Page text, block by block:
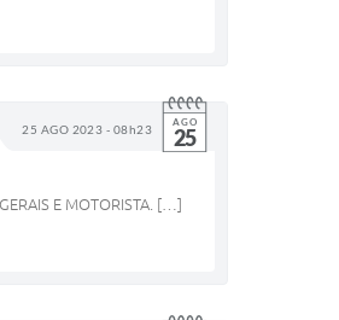
25 AGO 2023 - 08h23 AGO
25
E MOTORISTA. […]